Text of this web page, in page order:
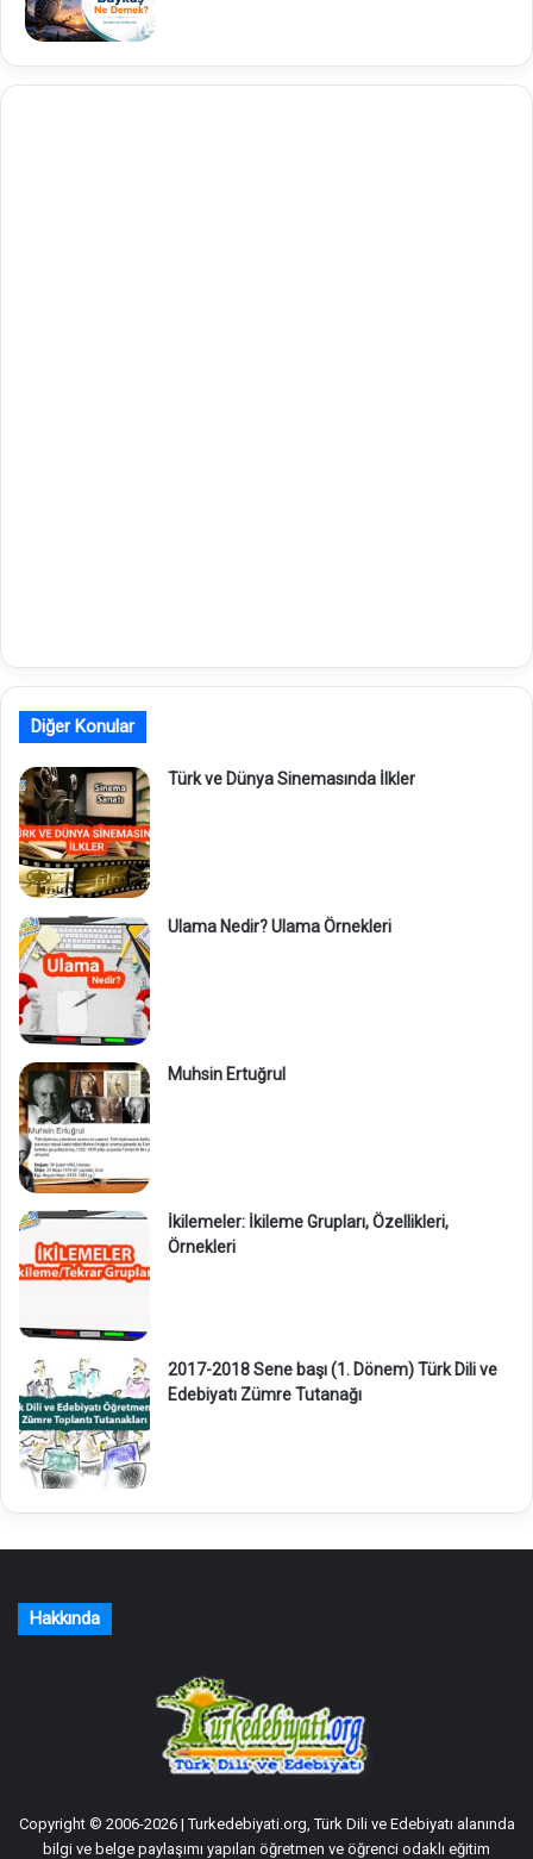
Diğer Konular
Türk ve Dünya Sinemasında İlkler
Ulama Nedir? Ulama Örnekleri
Muhsin Ertuğrul
İkilemeler: İkileme Grupları, Özellikleri,
Örnekleri
2017-2018 Sene başı (1. Dönem) Türk Dili ve
Edebiyatı Zümre Tutanağı
Hakkında
Copyright © 2006-2026 | Turkedebiyati.org, Türk Dili ve Edebiyatı alanında
bilgi ve belge paylaşımı yapılan öğretmen ve öğrenci odaklı eğitim